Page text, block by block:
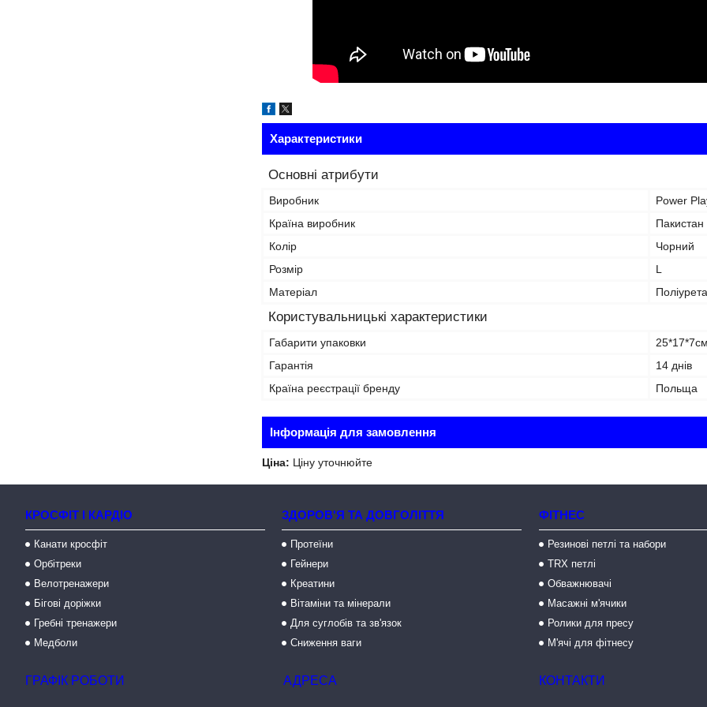
Характеристики
Основні атрибути
Виробник
Power
Країна виробник
Пакистан
Колір
Чорний
Розмір
L
Матеріал
Користувальницькі характеристики
Габарити упаковки
25*17*7см
Гарантія
14 днів
Країна реєстрації бренду
Польща
Інформація для замовлення
Ціна: Ціну уточнюйте
КРОСФІТ І КАРДІО
Канати кросфіт
Орбітреки
Велотренажери
Бігові доріжки
Гребні тренажери
Медболи
ЗДОРОВ'Я ТА ДОВГОЛІТТЯ
Протеїни
Гейнери
Креатини
Вітаміни та мінерали
Для суглобів та зв'язок
Сниження ваги
ФІТНЕС
Резинові петлі та набори
TRX петлі
Обважнювачі
Масажні м'ячики
Ролики для пресу
М'ячі для фітнесу
ГРАФІК РОБОТИ